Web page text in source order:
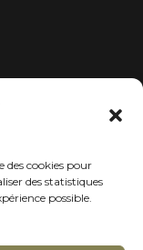
des cookies pour
des statistiques
possible.